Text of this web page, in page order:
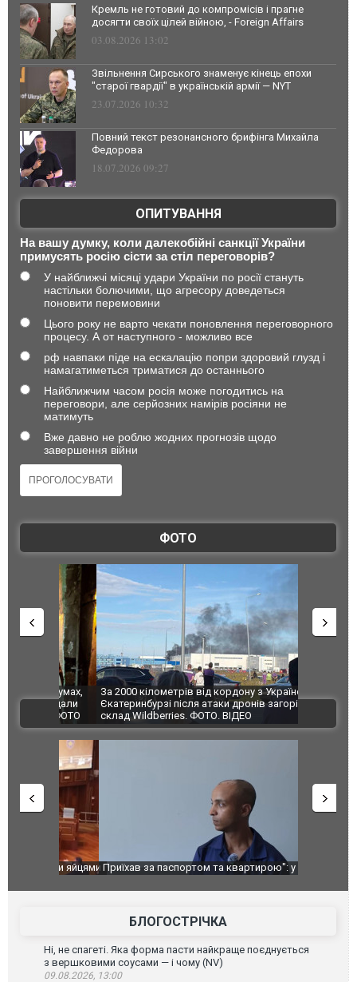
Кремль не готовий до компромісів і прагне
досягти своїх цілей війною, - Foreign Affairs
03.08.2026 13:02
Звільнення Сирського знаменує кінець епохи
"старої гвардії" в українській армії — NYT
23.07.2026 10:32
Повний текст резонансного брифінга Михайла
Федорова
18.07.2026 09:27
ОПИТУВАННЯ
На вашу думку, коли далекобійні санкції України
примусять росію сісти за стіл переговорів?
У найближчі місяці удари України по росії стануть
настільки болючими, що агресору доведеться
поновити перемовини
Цього року не варто чекати поновлення переговорного
процесу. А от наступного - можливо все
рф навпаки піде на ескалацію попри здоровий глузд і
намагатиметься триматися до останнього
Найближчим часом росія може погодитись на
переговори, але серйозних намірів росіяни не
матимуть
Вже давно не роблю жодних прогнозів щодо
завершення війни
ФОТО
За 2000 кілометрів від кордону з Україною: в
Єкатеринбурзі після атаки дронів загорівся
склад Wildberries. ФОТО. ВІДЕО
"Мої
ВІДЕО
яйцямиПриїхав за паспортом та квартирою": у полон
зіркового футболіста Мохамеда Салаха
Одесу
ураганним
БЛОГОСТРІЧКА
Ні, не спагеті. Яка форма пасти найкраще поєднується
з вершковими соусами — і чому (NV)
09.08.2026, 13:00